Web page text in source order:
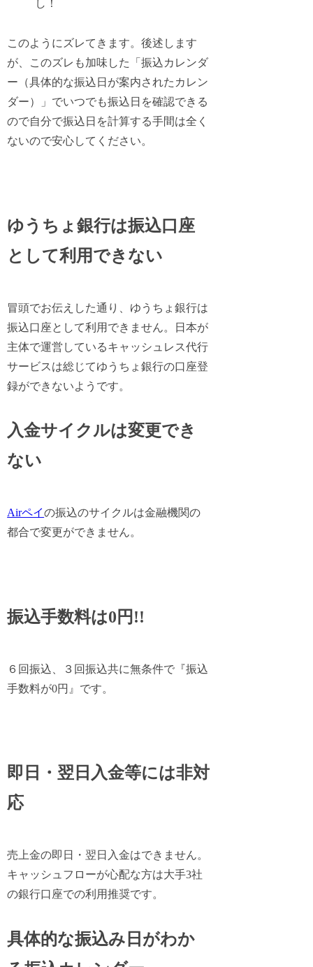
し！
このようにズレてきます。後述します
が、
このズレも加味した「振込カレンダ
ー（具体的な振込日が案内されたカレン
ダー）」でいつでも振込日を確認できる
ので自分で振込日を計算する手間は全く
ないので安心してください。
ゆうちょ銀行は振込口座
として利用できない
冒頭でお伝えした通り、 ゆうちょ銀行は
振込口座として利用できません。日本が
主体で運営しているキャッシュレス代行
サービスは総じてゆうちょ銀行の口座登
録ができないようです。
入金サイクルは変更でき
ない
Airペイの振込のサイクルは金融機関の
都合で変更ができません。
振込手数料は0円!!
６回振込、３回振込共に無条件で『振込
手数料が0円』です。
即日・翌日入金等には非対
応
売上金の即日・翌日入金はできません。
キャッシュフローが心配な方は大手3社
の銀行口座での利用推奨です。
具体的な振込み日がわか